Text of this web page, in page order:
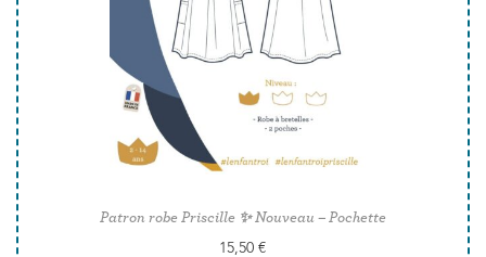
Patron robe Priscille ✨ Nouveau – Pochette
15,50€